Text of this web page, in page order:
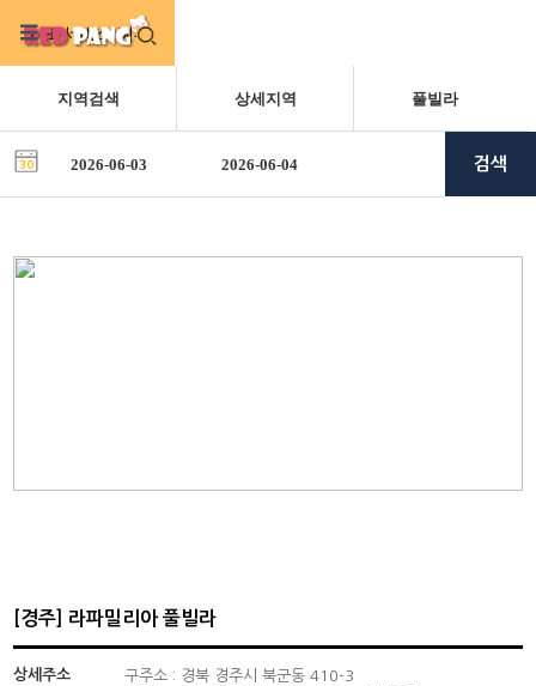
주요 서비스 메뉴
검색
[경주] 라파밀리아 풀빌라
상세주소
구주소 : 경북 경주시 북군동 410-3